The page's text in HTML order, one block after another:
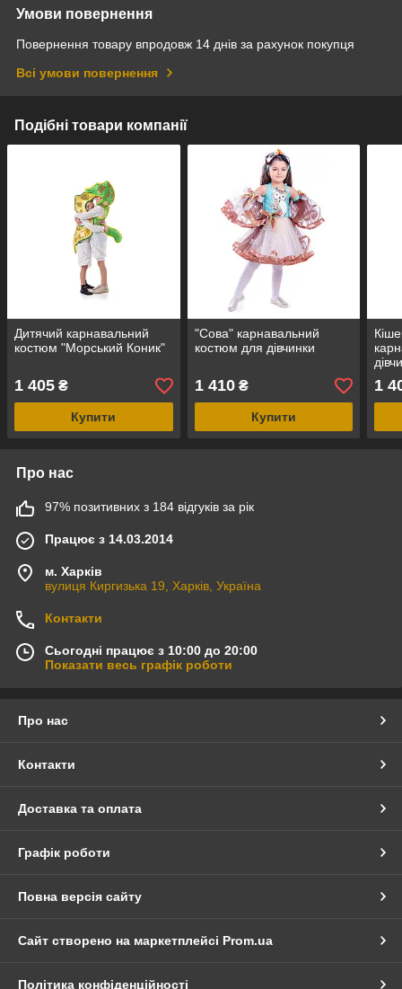
Умови повернення
Повернення товару впродовж 14 днів за рахунок покупця
Всі умови повернення
Подібні товари компанії
Дитячий карнавальний
костюм "Морський Коник"
1 405 ₴
Купити
"Сова" карнавальний
костюм для дівчинки
1 410₴
Купити
1
Про нас
97% позитивних з 184 відгуків за рік
Працює з 14.03.2014
м. Харків
вулиця Киргизька 19, Харків, Україна
Контакти
Сьогодні працює з 10:00 до 20:00
Показати весь графік роботи
Про нас
Контакти
Доставка та оплата
Графік роботи
Повна версія сайту
Сайт створено на маркетплейсі Prom.ua
Політика конфіденційності